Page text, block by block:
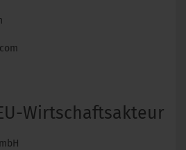
Wirtschaftsakteur